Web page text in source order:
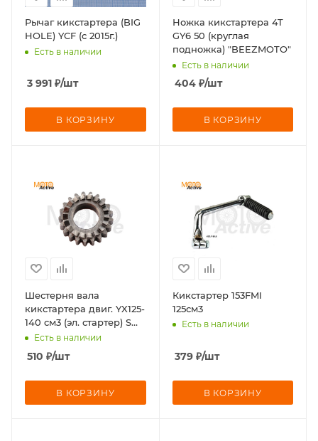
Рычаг кикстартера (BIG
HOLE) YCF (с 2015г.)
Есть в наличии
3 991 ₽/шт
В КОРЗИНУ
Ножка кикстартера 4T
GY6 50 (круглая
подножка) "BEEZMOTO"
Есть в наличии
404₽/шт
В КОРЗИНУ
Шестерня вала
кикстартера двиг. YX125-
140 см3 (эл. стартер) SM-
PARTS
Есть в наличии
510 ₽/шт
В КОРЗИНУ
Кикстартер 153FMI
125см3
Есть в наличии
379₽/шт
В КОРЗИНУ